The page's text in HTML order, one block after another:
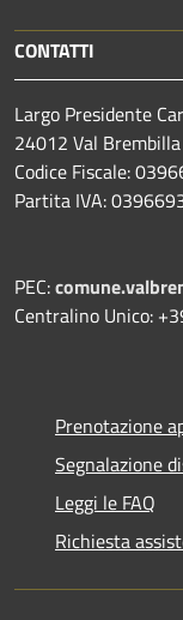
CONTATTI
Largo Presidente
24012 Val Brembilla
Codice Fiscale:
Partita IVA:
PEC:
Centralino Unico:
Prenotazione
Segnalazione
Leggi le FAQ
Richiesta